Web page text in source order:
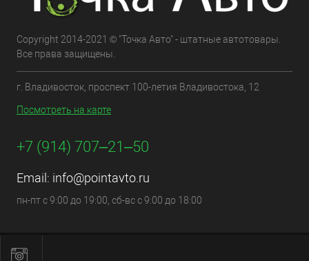
Copyright 2014-2021 © "Точка Авто" - штатные автотовары.
Все права защищены.
г. Владивосток, проспект 100-летия Владивостока, 12
Посмотреть на карте
+7 (914) 707‒21‒50
Email: info@pointavto.ru
пн-пт с 9:00 до 19:00, сб-вс с 9:00 до 18:00